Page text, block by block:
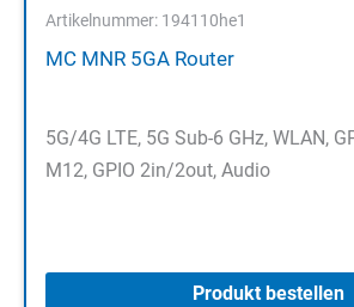
Artikelnummer: 194110he1
MC MNR 5GA Router
5G/4G LTE, 5G Sub-6 GHz, WLAN,
M12, GPIO 2in/2out, Audio
Produkt bestellen